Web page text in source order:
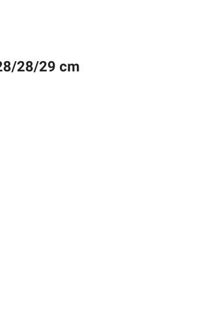
28/29 cm